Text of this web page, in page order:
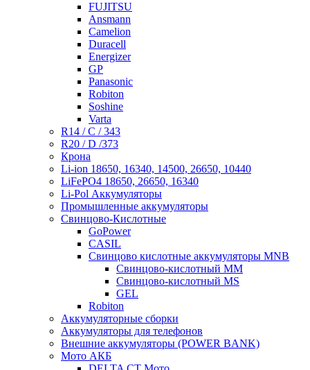
FUJITSU
Ansmann
Camelion
Duracell
Energizer
GP
Panasonic
Robiton
Soshine
Varta
R14 / C / 343
R20 / D /373
Крона
Li-ion 18650, 16340, 14500, 26650, 10440
LiFePO4 18650, 26650, 16340
Li-Pol Аккумуляторы
Промышленные аккумуляторы
Свинцово-Кислотные
GoPower
CASIL
Свинцово кислотные аккумуляторы MNB
Cвинцово-кислотный MM
Cвинцово-кислотный MS
GEL
Robiton
Аккумуляторные сборки
Аккумуляторы для телефонов
Внешние аккумуляторы (POWER BANK)
Мото АКБ